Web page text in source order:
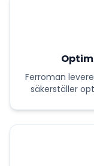
Ferroman
säkerställer